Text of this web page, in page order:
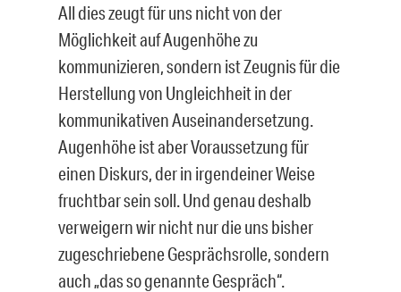
All dies zeugt für uns nicht von der
Möglichkeit auf Augenhöhe zu
kommunizieren, sondern ist Zeugnis für die
Herstellung von Ungleichheit in der
kommunikativen Auseinandersetzung.
Augenhöhe ist aber Voraussetzung für
einen Diskurs, der in irgendeiner Weise
fruchtbar sein soll. Und genau deshalb
verweigern wir nicht nur die uns bisher
zugeschriebene Gesprächsrolle, sondern
auch „das so genannte Gespräch“.